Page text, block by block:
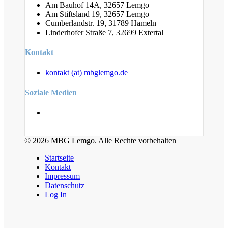
Am Bauhof 14A, 32657 Lemgo
Am Stiftsland 19, 32657 Lemgo
Cumberlandstr. 19, 31789 Hameln
Linderhofer Straße 7, 32699 Extertal
Kontakt
kontakt (at) mbglemgo.de
Soziale Medien
© 2026 MBG Lemgo. Alle Rechte vorbehalten
Startseite
Kontakt
Impressum
Datenschutz
Log In